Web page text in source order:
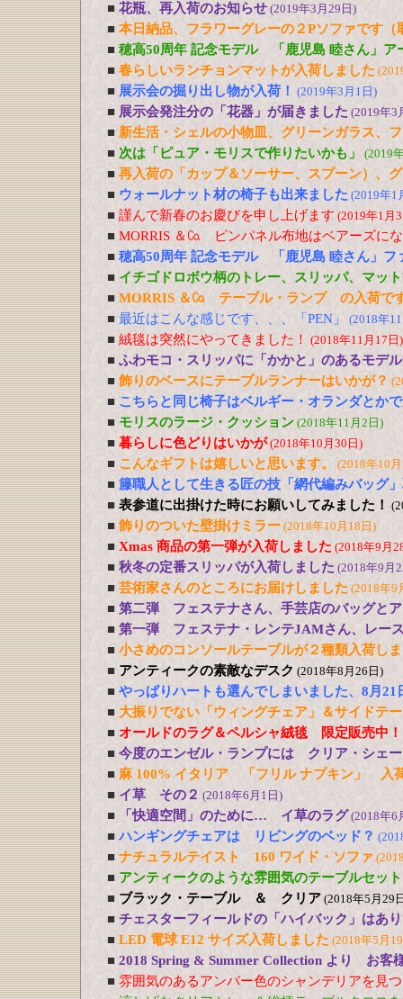
■ 花瓶、再入荷のお知らせ (2019年3月29日)
■ 本日納品、フラワーグレーの２Pソファです（
■ 穂高50周年 記念モデル 「鹿児島 睦さん」
■ 春らしいランチョンマットが入荷しました
■ 展示会の掘り出し物が入荷！ (2019年3月1日)
■ 展示会発注分の「花器」が届きました (2019年3
■ 新生活・シェルの小物皿、グリーンガラス、
■ 次は「ピュア・モリスで作りたいかも」 (2019
■ 再入荷の「カップ＆ソーサー、スプーン）、
■ ウォールナット材の椅子も出来ました (2019年1
■ 謹んで新春のお慶びを申し上げます (2019年1月
■ MORRIS ＆㏇ ピンパネル布地はベアーズに
■ 穂高50周年 記念モデル 「鹿児島 睦さん」フ
■ イチゴドロボウ柄のトレー、スリッパ、マッ
■ MORRIS ＆㏇ テーブル・ランプ の入荷で
■ 最近はこんな感じです、、、「PEN」 (2018年
■ 絨毯は突然にやってきました！ (2018年11月17日)
■ ふわモコ・スリッパに「かかと」のあるモデ
■ 飾りのベースにテーブルランナーはいかが？
■ こちらと同じ椅子はベルギー・オランダとか
■ モリスのラージ・クッション (2018年11月2日)
■ 暮らしに色どりはいかが(2018年10月30日)
■ こんなギフトは嬉しいと思います。 (2018年10
■ 籐職人として生きる匠の技「網代編みバッグ
■ 表参道に出掛けた時にお願いしてみました！
■ 飾りのついた壁掛けミラー (2018年10月18日)
■ Xmas 商品の第一弾が入荷しました (2018年9月
■ 秋冬の定番スリッパが入荷しました (2018年9月
■ 芸術家さんのところにお届けしました (2018年9
■ 第二弾 フェステナさん、手芸店のバッグと
■ 第一弾 フェステナ・レンテJAMさん、レー
■ 小さめのコンソールテーブルが２種類入荷し
■ アンティークの素敵なデスク (2018年8月26日)
■ やっぱりハートも選んでしまいました、8月21
■ 大振りでない「ウィングチェア」＆サイドテ
■ オールドのラグ＆ペルシャ絨毯 限定販売中！
■ 今度のエンゼル・ランプには クリア・シェ
■ 麻 100% イタリア 「フリル ナプキン」 入
■ イ草 その２ (2018年6月1日)
■ 「快適空間」のために… イ草のラグ (2018年6
■ ハンギングチェアは リビングのベッド？
■ ナチュラルテイスト 160 ワイド・ソファ
■ アンティークのような雰囲気のテーブルセット
■ ブラック・テーブル ＆ クリア (2018年5月29
■ チェスターフィールドの「ハイバック」はあ
■ LED 電球 E12 サイズ入荷しました (2018年5月
■ 2018 Spring & Summer Collection より お客
■ 雰囲気のあるアンバー色のシャンデリアを見